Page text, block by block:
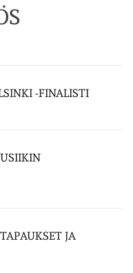
-FINALISTI
JA